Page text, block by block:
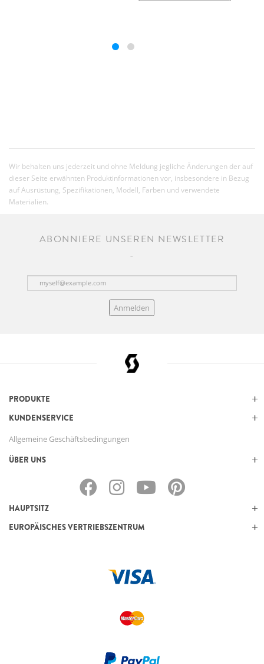
Wir behalten uns jederzeit und ohne Meldung jegliche Änderungen der auf
dieser Seite erwähnten Produktinformationen vor, insbesondere in Bezug
auf Ausrüstung, Spezifikationen, Modell, Farben und verwendete
Materialien.
ABONNIERE UNSEREN NEWSLETTER
Anmelden
PRODUKTE
KUNDENSERVICE
Allgemeine Geschäftsbedingungen
ÜBER UNS
HAUPTSITZ
EUROPÄISCHES VERTRIEBSZENTRUM